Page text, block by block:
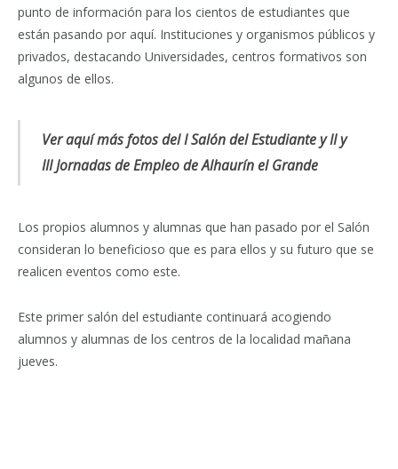
punto de información para los cientos de estudiantes que
están pasando por aquí. Instituciones y organismos públicos y
privados, destacando Universidades, centros formativos son
algunos de ellos.
Ver aquí más fotos del I Salón del Estudiante y II y
III Jornadas de Empleo de Alhaurín el Grande
Los propios alumnos y alumnas que han pasado por el Salón
consideran lo beneficioso que es para ellos y su futuro que se
realicen eventos como este.
Este primer salón del estudiante continuará acogiendo
alumnos y alumnas de los centros de la localidad mañana
jueves.